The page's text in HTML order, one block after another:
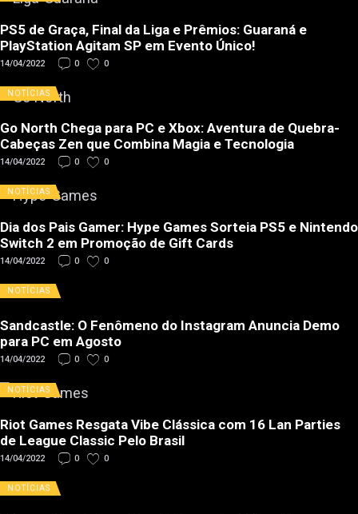
PS5 de Graça, Final da Liga e Prêmios: Guaraná e
PlayStation Agitam SP em Evento Único!
14/04/2022 0 0
NOTÍCIAS
Go North Chega para PC e Xbox: Aventura de Quebra-
Cabeças Zen que Combina Magia e Tecnologia
14/04/2022 0 0
NOTÍCIAS
Dia dos Pais Gamer: Hype Games Sorteia PS5 e Nintendo
Switch 2 em Promoção de Gift Cards
14/04/2022 0 0
NOTÍCIAS
Sandcastle: O Fenômeno do Instagram Anuncia Demo
para PC em Agosto
14/04/2022 0 0
NOTÍCIAS
Riot Games Resgata Vibe Clássica com 16 Lan Parties
de League Classic Pelo Brasil
14/04/2022 0 0
NOTÍCIAS